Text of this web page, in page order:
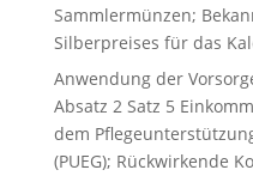
Sammlermünzen;
Silberpreises für das
Anwendung der
Absatz 2 Satz 5
dem
(PUEG); Rückwirkende